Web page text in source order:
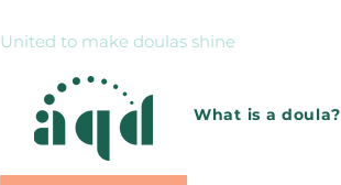
United to make doulas shine
What is a doula?